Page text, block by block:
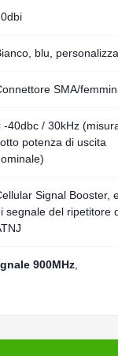
blu,
SMA/
-40dbc / 30kHz
potenza di uscita
Signal Booster,
segnale del ripetitore
900MHz